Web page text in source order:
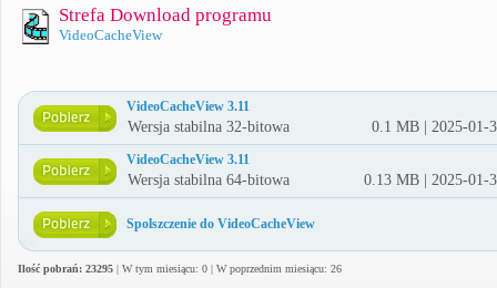
Strefa Download programu
VideoCacheView
VideoCacheView 3.11
Wersja stabilna 32-bitowa 0.1 MB | 2025-01-
VideoCacheView 3.11
Wersja stabilna 64-bitowa 0.13 MB | 2025-01-
Spolszczenie do VideoCacheView
Ilość pobrań: 23295 | W tym miesiącu: 0 | W poprzednim miesiącu: 26